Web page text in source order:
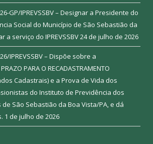
GP/IPREVSSBV – Designar a Presidente do
Social do Município de São Sebastião da
a serviço do IPREVSSBV24 de julho de 2026
IPREVSSBV – Dispõe sobre a
PARA O RECADASTRAMENTO
Cadastrais) e a Prova de Vida dos
do Instituto de Previdência dos
São Sebastião da Boa Vista/PA, e dá
1 de julho de 2026